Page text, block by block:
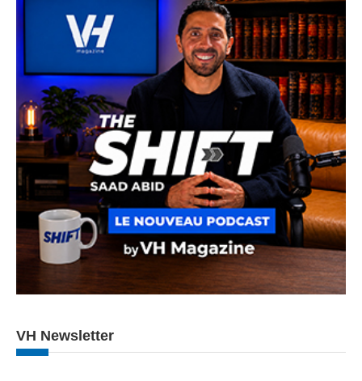
VH Newsletter